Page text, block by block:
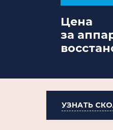
Цена
за
УЗНАТЬ